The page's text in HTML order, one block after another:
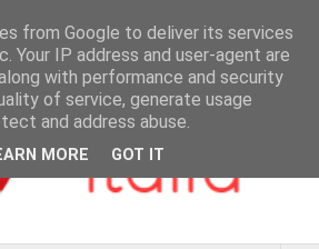
from Google to deliver its services
Your IP address and user-agent are
with performance and security
of service, generate usage
and address abuse.
MORE GOT IT